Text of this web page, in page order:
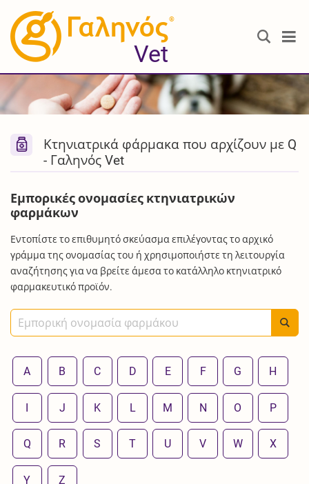
®
Vet
Κτηνιατρικά φάρμακα που αρχίζουν με Q
- Γαληνός Vet
Εμπορικές ονομασίες κτηνιατρικών
φαρμάκων
Εντοπίστε το επιθυμητό σκεύασμα επιλέγοντας το αρχικό
γράμμα της ονομασίας του ή χρησιμοποιήστε τη λειτουργία
αναζήτησης για να βρείτε άμεσα το κατάλληλο κτηνιατρικό
φαρμακευτικό προϊόν.
A B C D E F G H
I J K L M N O P
Q R S T U V W X
Y Z